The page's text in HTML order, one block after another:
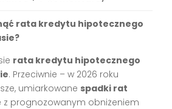
rata kredytu hipotecznego
rata kredytu hipotecznego
. Przeciwnie – w 2026 roku
umiarkowane spadki rat
z prognozowanym obniżeniem